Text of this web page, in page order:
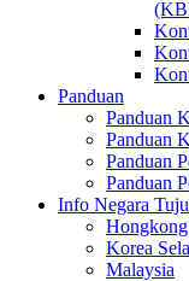
Panduan
Panduan
Panduan
Panduan
Panduan
Info Negara
Hongkong
Korea
Malaysia